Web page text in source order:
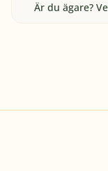
Är du ägare?